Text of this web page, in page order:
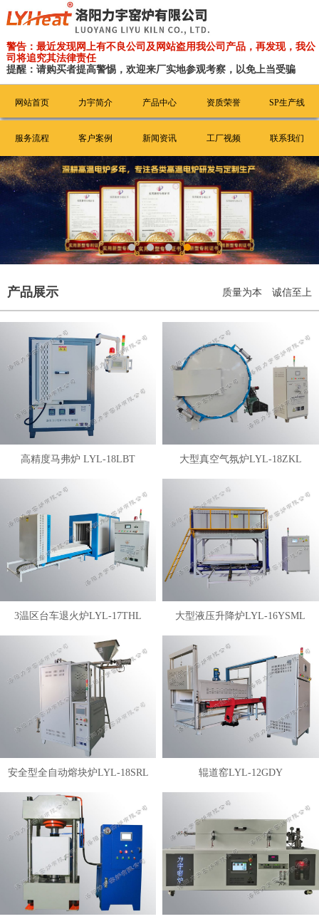
警告：最近发现网上有不良公司及网站盗用我公司产品，再发现，我公
司将追究其法律责任
提醒：请购买者提高警惕，欢迎来厂实地参观考察，以免上当受骗
网站首页 力宇简介 产品中心 资质荣誉 SP生产线
服务流程 客户案例 新闻资讯 工厂视频 联系我们
产品展示 质量为本 诚信至上
高精度马弗炉 LYL-18LBT 大型真空气氛炉LYL-18ZKL
3温区台车退火炉LYL-17THL 大型液压升降炉LYL-16YSML
安全型全自动熔块炉LYL-18SRL 辊道窑LYL-12GDY